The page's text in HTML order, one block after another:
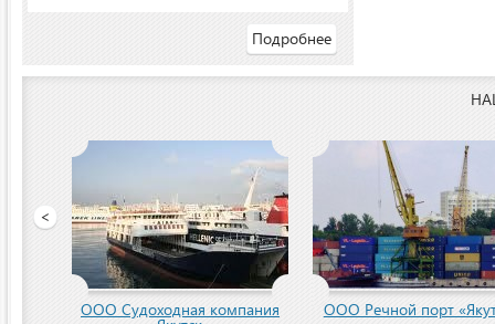
Подробнее
<
ООО Речной порт «Якутск»
ООО «Якутский речной